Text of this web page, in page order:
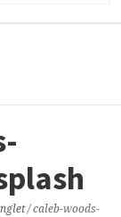
/caleb-woods-